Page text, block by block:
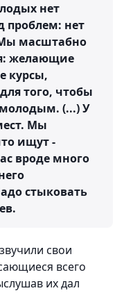
нет
проблем: нет
масштабно
желающие
курсы,
того, чтобы
(...) У
Мы
ищут -
вроде много
стыковать
свои
всего
их дал